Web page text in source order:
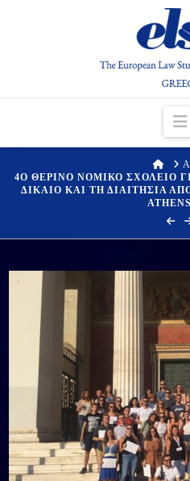
Α
4Ο ΘΕΡΙΝΟ ΝΟΜΙΚΟ ΣΧΟΛΕΙΟ
ΔΙΚΑΙΟ ΚΑΙ ΤΗ ΔΙΑΙΤΗΣΙΑ